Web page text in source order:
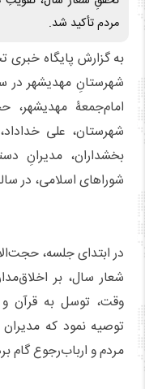
مردم تأکید شد.
به گزارش پایگاه خبری
امام‌جمعۀ مهدیشهر،
شهرستان، علی خداداد،
بخشداران، مدیرانِ
شوراهای اسلامی، در
در ابتدای جلسه،
شعار سال، بر
وقت، توسل به قرآن
توصیه نمود که
مردم و ارباب‌رجوع گام